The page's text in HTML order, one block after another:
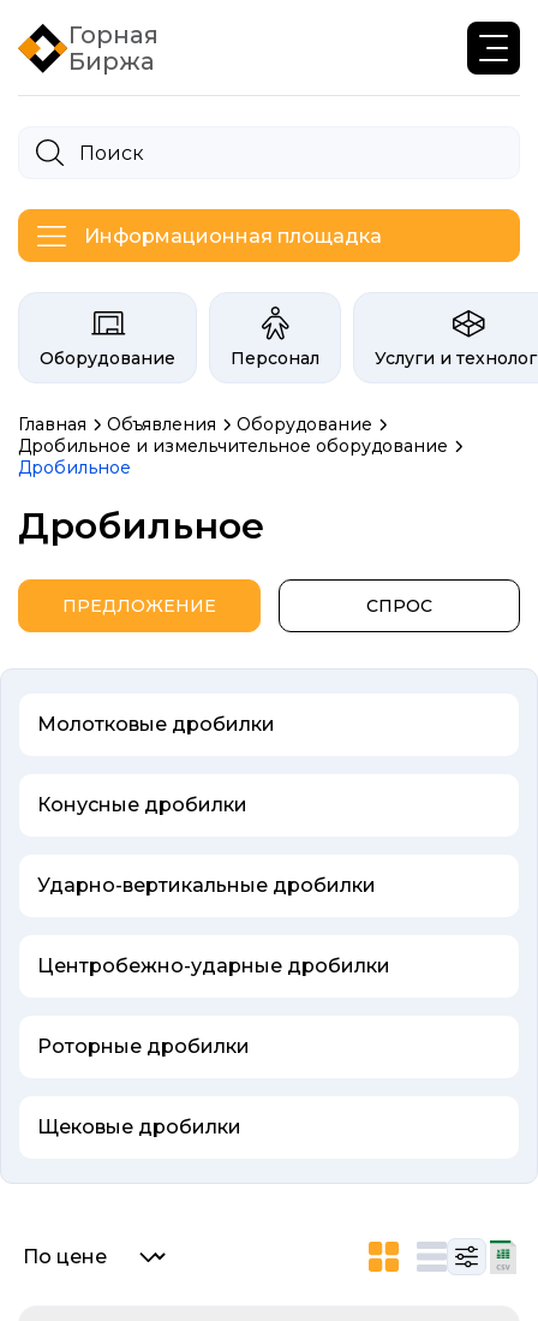
Горная
Биржа
Информационная площадка
Категории на бирже Инфогор
Оборудование Персонал Услуги и
Главная Объявления
Оборудование
Дробильное и измельчительное оборудование
Дробильное
Объявления биржи
Дробильное
ПРЕДЛОЖЕНИЕ СПРОС
Молотковые дробилки
Конусные дробилки
Ударно-вертикальные дробилки
Центробежно-ударные дробилки
Роторные дробилки
Щековые дробилки
Список объявлений